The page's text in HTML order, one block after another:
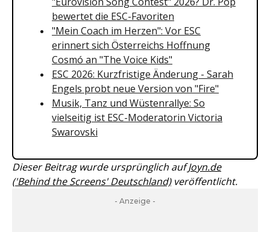
bewertet die ESC-Favoriten
"Mein Coach im Herzen": Vor ESC
erinnert sich Österreichs Hoffnung
Cosmó an "The Voice Kids"
ESC 2026: Kurzfristige Änderung - Sarah
Engels probt neue Version von "Fire"
Musik, Tanz und Wüstenrallye: So
vielseitig ist ESC-Moderatorin Victoria
Swarovski
Dieser Beitrag wurde ursprünglich aufJoyn.de
('Behind the Screens' Deutschland)veröffentlicht.
- Anzeige -